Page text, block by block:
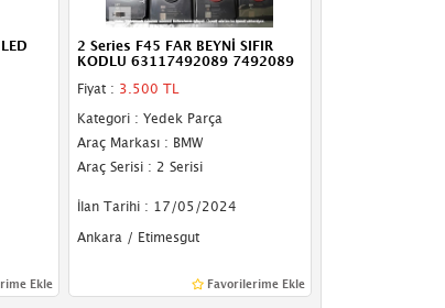
Ekle
2 Series F45 FAR BEYNİ SIFIR
KODLU 63117492089 7492089
Fiyat : 3.500 TL
Kategori : Yedek Parça
Araç Markası : BMW
Araç Serisi : 2 Serisi
İlan Tarihi : 17/05/2024
Ankara / Etimesgut
Favorilerime Ekle